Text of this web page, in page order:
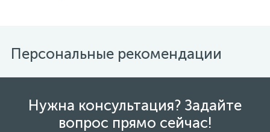
Персональные рекомендации
Нужна консультация? Задайте
вопрос прямо сейчас!